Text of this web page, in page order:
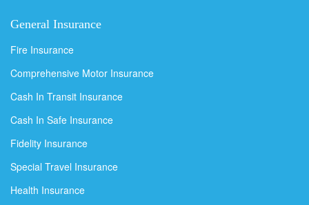
General Insurance
Fire Insurance
Comprehensive Motor Insurance
Cash In Transit Insurance
Cash In Safe Insurance
Fidelity Insurance
Special Travel Insurance
Health Insurance